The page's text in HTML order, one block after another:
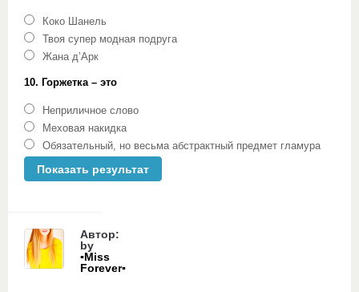
Коко Шанель
Твоя супер модная подруга
Жана д’Арк
10. Горжетка – это
Неприличное слово
Меховая накидка
Обязательный, но весьма абстрактный предмет гламура
Автор:
by
▪Miss
Forever▪